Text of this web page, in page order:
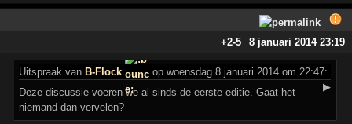
+2-5 8 januari 2014 23:19
Uitspraak van B-Flock
op woensdag 8 januari 2014 om 22:47:
▶
Deze discussie voeren we al sinds de eerste editie. Gaat het
niemand dan vervelen?